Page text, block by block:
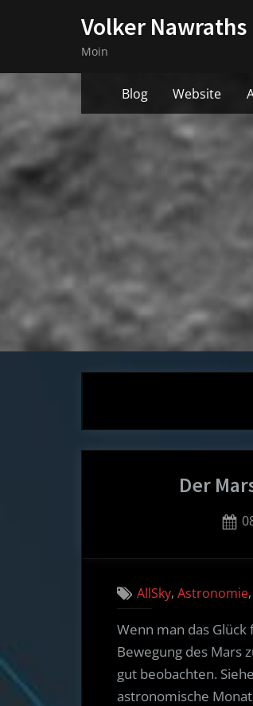
Volker Nawraths
Moin
Blog Website
Der
AllSky,Astronomie
Wenn man das
Bewegung des Mars
gut beobachten.
astronomische